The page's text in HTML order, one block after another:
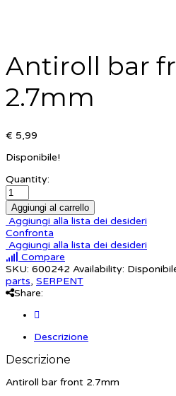
Antiroll bar
2.7mm
€ 5,99
Disponibile!
Quantity:
Aggiungi al carrello
Aggiungi alla lista dei desideri
Confronta
Aggiungi alla lista dei desideri
Compare
SKU: 600242 Availability:
parts, SERPENT
Share:
Descrizione
Descrizione
Antiroll bar front 2.7mm